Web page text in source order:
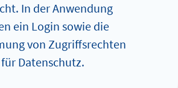
In der An­wen­dung
ein Login sowie die
von Zugriffsrechten
für Datenschutz.